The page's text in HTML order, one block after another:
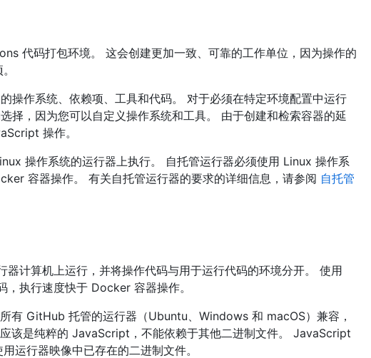
代码打包环境。 这会创建更加一致、可靠的工作单位，因为操作的
操作系统、依赖项、工具和代码。 对于必须在特定环境配置中运行
择，因为您可以自定义操作系统和工具。 由于创建和检索容器的延
操作。
操作系统的运行器上执行。 自托管运行器必须使用 Linux 操作系
容器操作。 有关自托管运行器的要求的详细信息，请参阅 自托管
计算机上运行，并将操作代码与用于运行代码的环境分开。 使用
执行速度快于 Docker 容器操作。
有 GitHub 托管的运行器（Ubuntu、Windows 和 macOS）兼容，
该是纯粹的 JavaScript，不能依赖于其他二进制文件。 JavaScript
运行器映像中已存在的二进制文件。